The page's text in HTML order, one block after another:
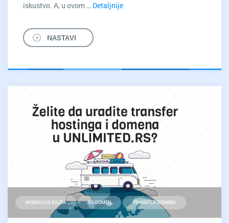
iskustvo. A, u ovom … Detaljnije
NASTAVI
MIGRACIJA SAJTA RS DOMEN TRANSFER DOMENA